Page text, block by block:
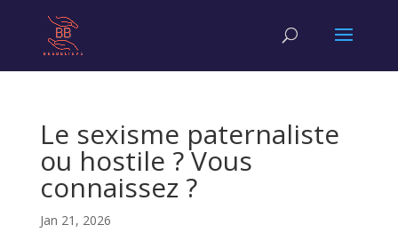
Le sexisme paternaliste
ou hostile ? Vous
connaissez ?
Jan 21, 2026